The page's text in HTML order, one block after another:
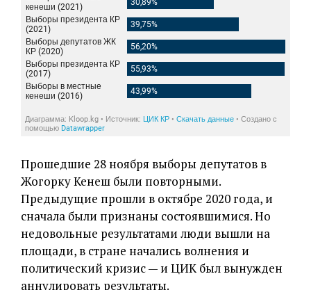
Прошедшие 28 ноября выборы депутатов в
Жогорку Кенеш были повторными.
Предыдущие прошли в октябре 2020 года, и
сначала были признаны состоявшимися. Но
недовольные результатами люди вышли на
площади, в стране начались волнения и
политический кризис — и ЦИК был вынужден
аннулировать результаты.